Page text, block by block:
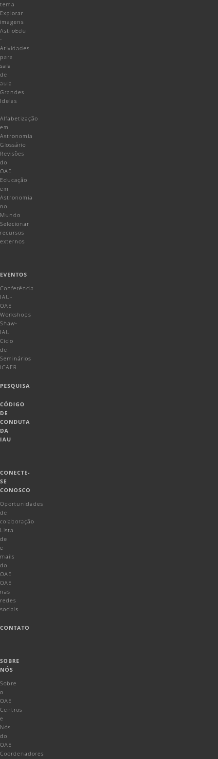
tema
Explorar
imagens
AstroEdu
-
Atividades
para
sala
de
aula
Grandes
Ideias
-
Alfabetização
em
Astronomia
Glossário
Revisões
do
OAE
Educação
em
Astronomia
no
Mundo
Selecionar
recursos
externos
EVENTOS
Conferência
IAU-
OAE
Workshops
Shaw-
IAU
Ciclo
de
Seminários
ICAER
PESQUISA
CÓDIGO
DE
CONDUTA
DA
IAU
CONECTE-
SE
CONOSCO
Oportunidades
de
colaboração
Lista
de
e-
mails
do
OAE
OAE
nas
redes
sociais
CONTATO
SOBRE
NÓS
Sobre
o
OAE
Centros
e
Nós
do
OAE
Coordenadores